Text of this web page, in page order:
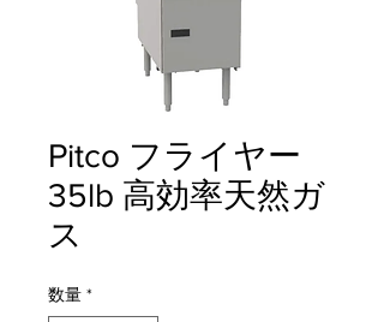
Pitco フライヤー
35lb 高効率天然ガ
ス
数量 *